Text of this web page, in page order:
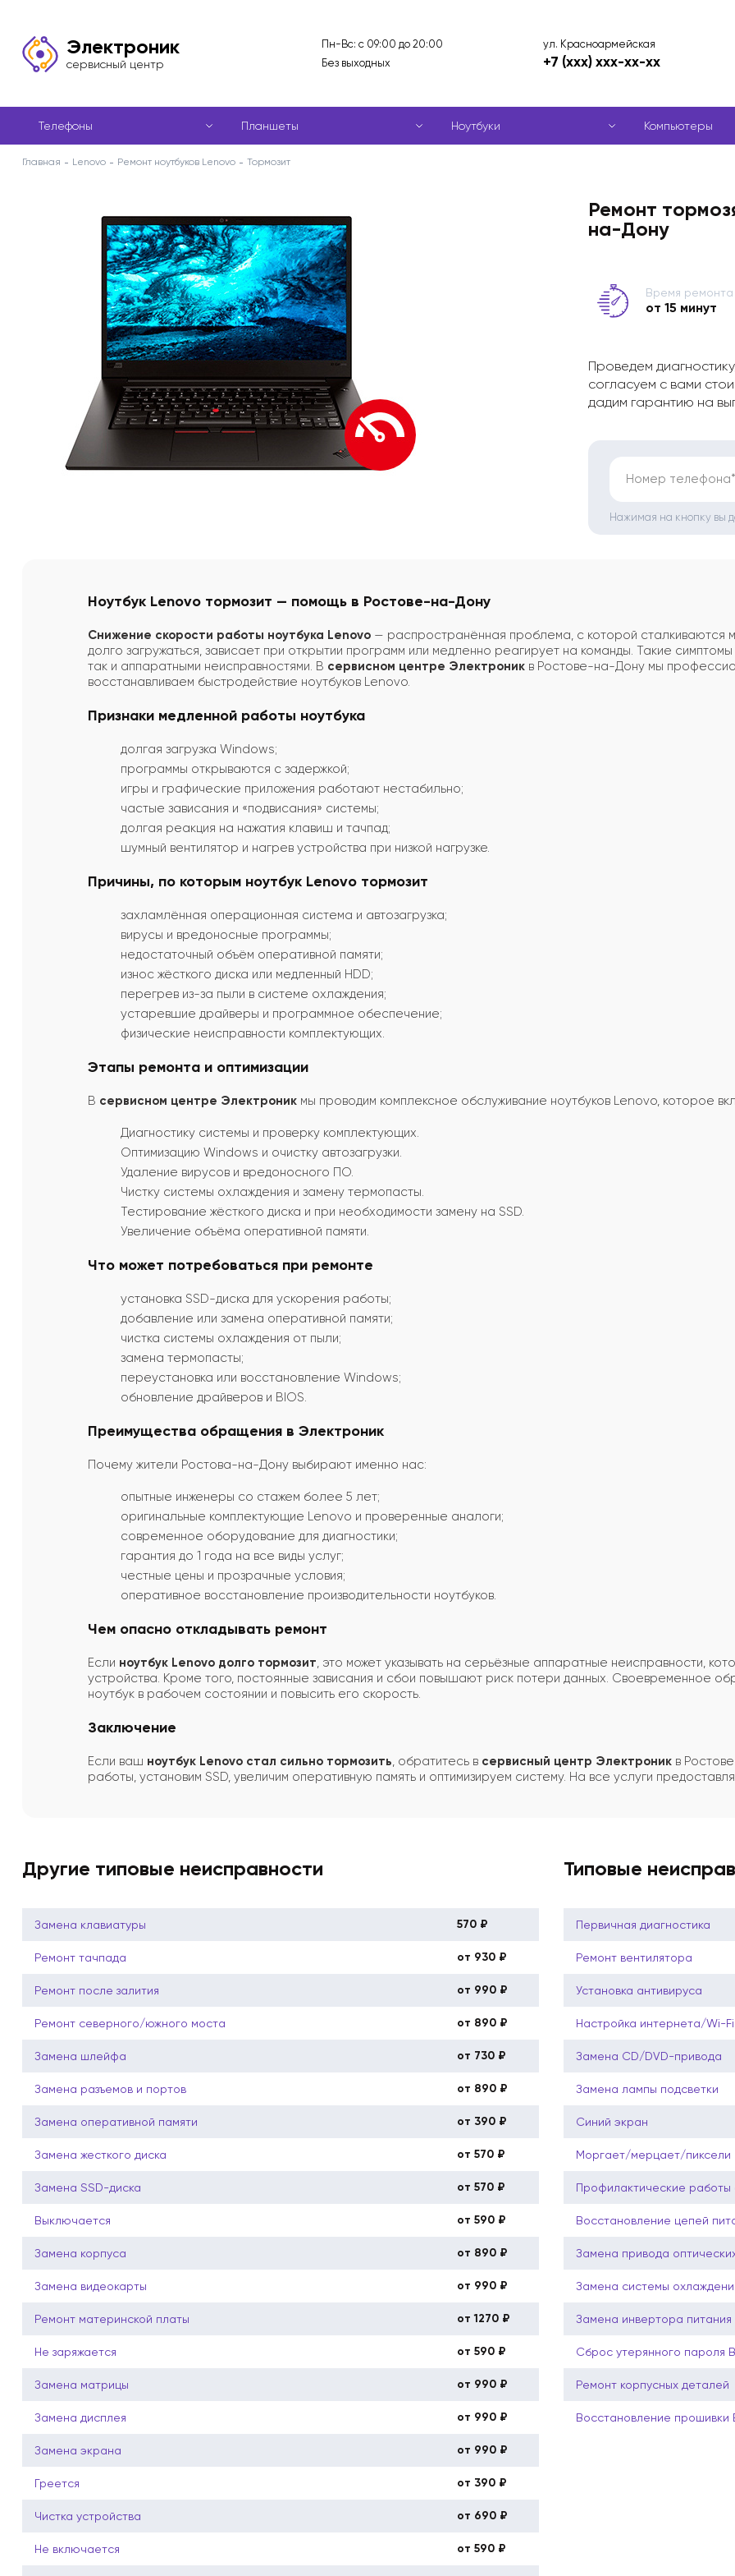
Электроник
сервисный центр
Пн-Вс: с 09:00 до 20:00
Без выходных
ул. Красноармейская
+7 (xxx) xxx-xx-xx
Телефоны Планшеты Ноутбуки Компьютеры
Главная Lenovo Ремонт ноутбуков Lenovo Тормозит
Ремонт
на-Дону
Время ремонта
от 15 минут
Проведем
согласуем с вами
дадим гарантию на
Номер телефона*
Нажимая на кнопку вы
Ноутбук Lenovo тормозит — помощь в Ростове-на-Дону
Снижение скорости работы ноутбука Lenovo — распространённая проблема, с которой сталкиваются
долго загружаться, зависает при открытии программ или медленно реагирует на команды. Такие
так и аппаратными неисправностями. В сервисном центре Электроник в Ростове-на-Дону мы
восстанавливаем быстродействие ноутбуков Lenovo.
Признаки медленной работы ноутбука
долгая загрузка Windows;
программы открываются с задержкой;
игры и графические приложения работают нестабильно;
частые зависания и «подвисания» системы;
долгая реакция на нажатия клавиш и тачпад;
шумный вентилятор и нагрев устройства при низкой нагрузке.
Причины, по которым ноутбук Lenovo тормозит
захламлённая операционная система и автозагрузка;
вирусы и вредоносные программы;
недостаточный объём оперативной памяти;
износ жёсткого диска или медленный HDD;
перегрев из-за пыли в системе охлаждения;
устаревшие драйверы и программное обеспечение;
физические неисправности комплектующих.
Этапы ремонта и оптимизации
В сервисном центре Электроник мы проводим комплексное обслуживание ноутбуков Lenovo, которое
Диагностику системы и проверку комплектующих.
Оптимизацию Windows и очистку автозагрузки.
Удаление вирусов и вредоносного ПО.
Чистку системы охлаждения и замену термопасты.
Тестирование жёсткого диска и при необходимости замену на SSD.
Увеличение объёма оперативной памяти.
Что может потребоваться при ремонте
установка SSD-диска для ускорения работы;
добавление или замена оперативной памяти;
чистка системы охлаждения от пыли;
замена термопасты;
переустановка или восстановление Windows;
обновление драйверов и BIOS.
Преимущества обращения в Электроник
Почему жители Ростова-на-Дону выбирают именно нас:
опытные инженеры со стажем более 5 лет;
оригинальные комплектующие Lenovo и проверенные аналоги;
современное оборудование для диагностики;
гарантия до 1 года на все виды услуг;
честные цены и прозрачные условия;
оперативное восстановление производительности ноутбуков.
Чем опасно откладывать ремонт
Если ноутбук Lenovo долго тормозит, это может указывать на серьёзные аппаратные неисправности,
устройства. Кроме того, постоянные зависания и сбои повышают риск потери данных. Своевременное
ноутбук в рабочем состоянии и повысить его скорость.
Заключение
Если ваш ноутбук Lenovo стал сильно тормозить, обратитесь в сервисный центр Электроник в
работы, установим SSD, увеличим оперативную память и оптимизируем систему. На все услуги
Другие типовые неисправности
Замена клавиатуры 570 ₽
Ремонт тачпада от 930 ₽
Ремонт после залития от 990 ₽
Ремонт северного/южного моста от 890 ₽
Замена шлейфа от 730 ₽
Замена разъемов и портов от 890 ₽
Замена оперативной памяти от 390 ₽
Замена жесткого диска от 570 ₽
Замена SSD-диска от 570 ₽
Выключается от 590 ₽
Замена корпуса от 890 ₽
Замена видеокарты от 990 ₽
Ремонт материнской платы от 1270 ₽
Не заряжается от 590 ₽
Замена матрицы от 990 ₽
Замена дисплея от 990 ₽
Замена экрана от 990 ₽
Греется от 390 ₽
Чистка устройства от 690 ₽
Не включается от 590 ₽
Типовые
Первичная диагностика
Ремонт вентилятора
Установка антивируса
Настройка интернета/Wi-Fi
Замена CD/DVD-привода
Замена лампы подсветки
Синий экран
Моргает/мерцает/пиксели
Профилактические работы
Восстановление цепей
Замена привода
Замена системы
Замена инвертора питания
Сброс утерянного пароля
Ремонт корпусных деталей
Восстановление прошивки